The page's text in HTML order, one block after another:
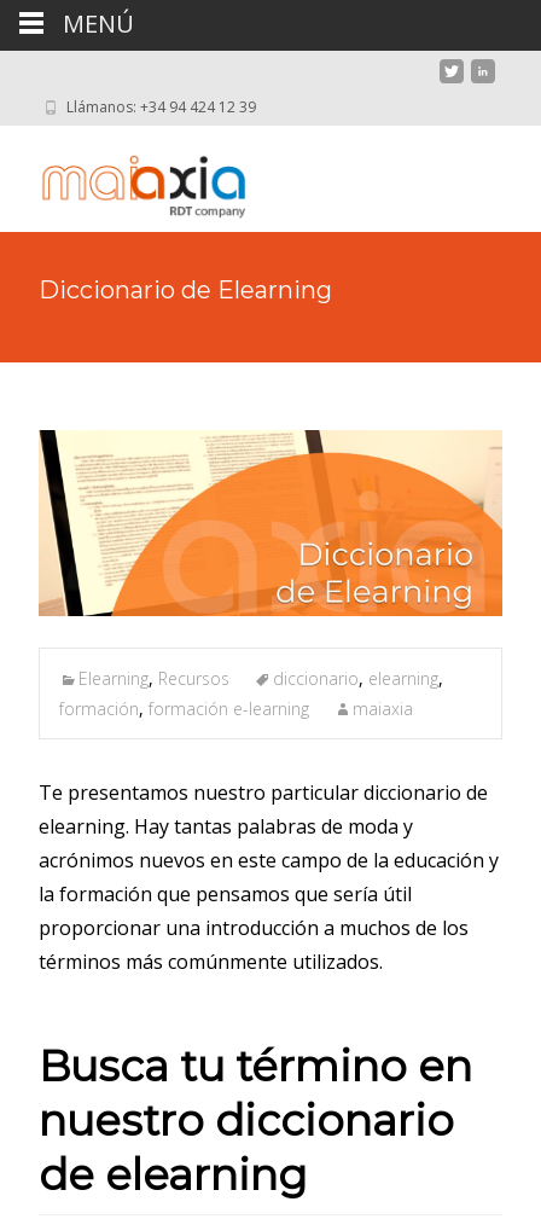
Llámanos: +34 94 424 12 39
Diccionario de Elearning
Elearning, Recursos diccionario, elearning,
formación, formación e-learning maiaxia
Te presentamos nuestro particular diccionario de
elearning. Hay tantas palabras de moda y
acrónimos nuevos en este campo de la educación y
la formación que pensamos que sería útil
proporcionar una introducción a muchos de los
términos más comúnmente utilizados.
Busca tu término en
nuestro diccionario
de elearning
MENÚ